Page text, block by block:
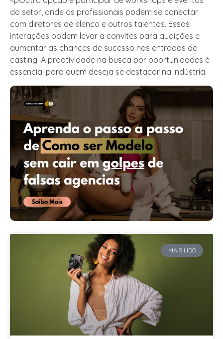
do setor, onde os profissionais podem se conectar
com diretores de elenco e outros talentos. Essas
interações podem levar a convites para audições e
aumentar as chances de sucesso nas entradas de
casting. A proatividade na busca por oportunidades é
essencial para quem deseja se destacar na indústria.
MAIS LIDO